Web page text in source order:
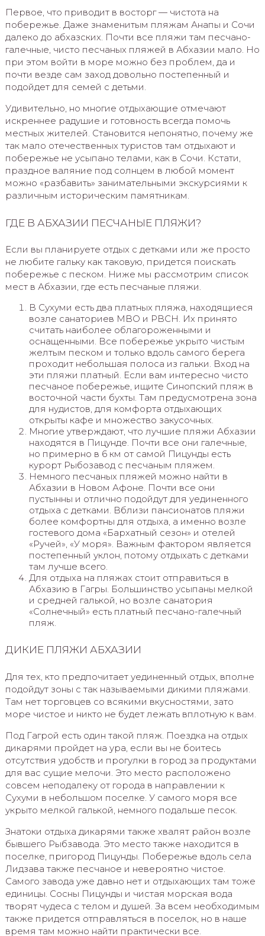
Первое, что приводит в восторг — чистота на
побережье. Даже знаменитым пляжам Анапы и Сочи
далеко до абхазских. Почти все пляжи там песчано-
галечные, чисто песчаных пляжей в Абхазии мало. Но
при этом войти в море можно без проблем, да и
почти везде сам заход довольно постепенный и
подойдет для семей с детьми.
Удивительно, но многие отдыхающие отмечают
искреннее радушие и готовность всегда помочь
местных жителей. Становится непонятно, почему же
так мало отечественных туристов там отдыхают и
побережье не усыпано телами, как в Сочи. Кстати,
праздное валяние под солнцем в любой момент
можно «разбавить» занимательными экскурсиями к
различным историческим памятникам.
ГДЕ В АБХАЗИИ ПЕСЧАНЫЕ ПЛЯЖИ?
Если вы планируете отдых с детками или же просто
не любите гальку как таковую, придется поискать
побережье с песком. Ниже мы рассмотрим список
мест в Абхазии, где есть песчаные пляжи.
В Сухуми есть два платных пляжа, находящиеся
возле санаториев МВО и РВСН. Их принято
считать наиболее облагороженными и
оснащенными. Все побережье укрыто чистым
желтым песком и только вдоль самого берега
проходит небольшая полоса из гальки. Вход на
эти пляжи платный. Если вам интересно чисто
песчаное побережье, ищите Синопский пляж в
восточной части бухты. Там предусмотрена зона
для нудистов, для комфорта отдыхающих
открыты кафе и множество закусочных.
Многие утверждают, что лучшие пляжи Абхазии
находятся в Пицунде. Почти все они галечные,
но примерно в 6 км от самой Пицунды есть
курорт Рыбозавод с песчаным пляжем.
Немного песчаных пляжей можно найти в
Абхазии в Новом Афоне. Почти все они
пустынны и отлично подойдут для уединенного
отдыха с детками. Вблизи пансионатов пляжи
более комфортны для отдыха, а именно возле
гостевого дома «Бархатный сезон» и отелей
«Ручей», «У моря». Важным фактором является
постепенный уклон, потому отдыхать с детками
там лучше всего.
Для отдыха на пляжах стоит отправиться в
Абхазию в Гагры. Большинство усыпаны мелкой
и средней галькой, но возле санатория
«Солнечный» есть платный песчано-галечный
пляж.
ДИКИЕ ПЛЯЖИ АБХАЗИИ
Для тех, кто предпочитает уединенный отдых, вполне
подойдут зоны с так называемыми дикими пляжами.
Там нет торговцев со всякими вкусностями, зато
море чистое и никто не будет лежать вплотную к вам.
Под Гагрой есть один такой пляж. Поездка на отдых
дикарями пройдет на ура, если вы не боитесь
отсутствия удобств и прогулки в город за продуктами
для вас сущие мелочи. Это место расположено
совсем неподалеку от города в направлении к
Сухуми в небольшом поселке. У самого моря все
укрыто мелкой галькой, немного подальше песок.
Знатоки отдыха дикарями также хвалят район возле
бывшего Рыбзавода. Это место также находится в
поселке, пригород Пицунды. Побережье вдоль села
Лидзава также песчаное и невероятно чистое.
Самого завода уже давно нет и отдыхающих там тоже
единицы. Сосны Пицунды и чистая морская вода
творят чудеса с телом и душей. За всем необходимым
также придется отправляться в поселок, но в наше
время там можно найти практически все.